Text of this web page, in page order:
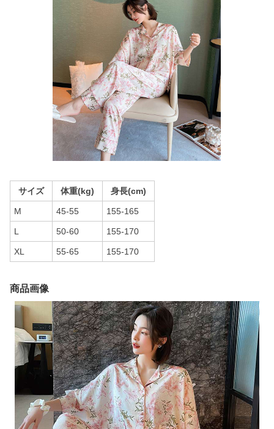
サイズ 体重(kg) 身長(cm)
M 45-55 155-165
L 50-60 155-170
XL 55-65 155-170
商品画像